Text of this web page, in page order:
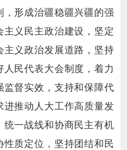
，形成治疆稳疆兴疆的强
主义民主政治建设，坚定
主义政治发展道路，坚持
民代表大会制度，着力
监督实效，支持和保障代
进推动人大工作高质量发
统一战线和协商民主有机
性质定位，坚持团结和民